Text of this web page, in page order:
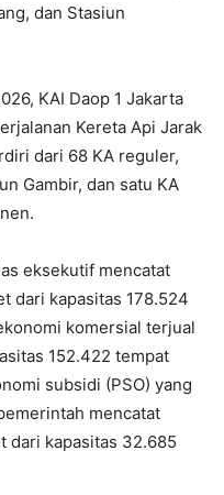
dan Stasiun
KAI Daop 1 Jakarta
Kereta Api Jarak
dari 68 KA reguler,
Gambir, dan satu KA
eksekutif mencatat
dari kapasitas 178.524
komersial terjual
152.422 tempat
subsidi (PSO) yang
mencatat
dari kapasitas 32.685